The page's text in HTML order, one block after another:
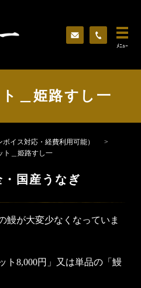
ﾒﾆｭｰ
＿姫路すし一
イス対応・経費利用可能）
ト＿姫路すし一
国産うなぎ
鰻が大変少なくなっていま
ト8,000円」又は単品の「鰻